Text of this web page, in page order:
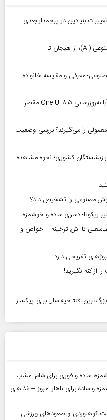
از تغییرات بنیادین در پرچمدار بعدی
رشد خیره‌کننده بازار توکن‌های هوش مصنوعی (AI)؛ از هیجان تا
معرفی و مقایسه خانواده
بحران باتری در گوشی‌های سامسونگ؛ آیا به‌روزرسانی One UI ۸.۵ مقصر
را می‌گیرند؟ بررسی وضعیت
تومانی بازنشستگان کشوری؛ نحوه مشاهده
مصنوعی را تشخیص داد؟
ریکوتا؛ دسری ساده و خوشمزه
تا آش ترخینه + خواص و
تفریحی دارد
از کنه نگیرید!
۲۰ پیشنهاد خوشمزه و ساده برای ناهار امروز + غذاهای
کوهنوردی و صعودهای ورزشی